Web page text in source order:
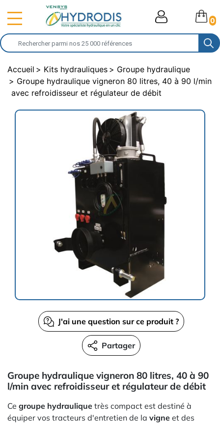
0
Accueil Kits hydrauliques
Groupe hydraulique
Groupe hydraulique vigneron 80 litres, 40 à 90 l/min
avec refroidisseur et régulateur de débit
J'ai une question sur ce produit ?
Partager
Groupe hydraulique vigneron 80 litres, 40 à 90
l/min avec refroidisseur et régulateur de débit
Ce groupe hydraulique très compact est destiné à
équiper vos tracteurs d'entretien de la vigne et des